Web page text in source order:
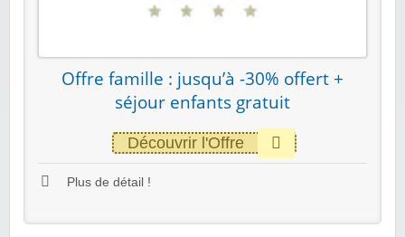
Offre famille : jusqu’à -30% offert +
séjour enfants gratuit
Découvrir l'Offre
Plus de détail !